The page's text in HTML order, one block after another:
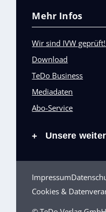
Mehr Infos
Wir sind IVW geprüft!
Download
TeDo Business
Mediadaten
Abo-Service
+ Unsere
Impressum
Cookies &